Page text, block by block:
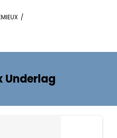
/
Underlag